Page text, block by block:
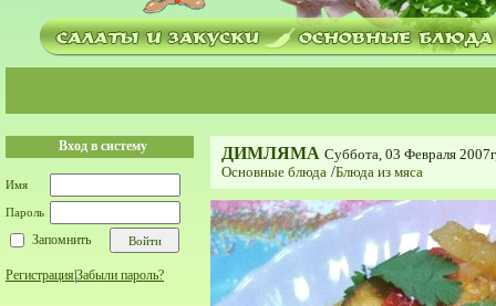
Вход в систему
Имя
Пароль
Запомнить
Регистрация Забыли пароль?
ДИМЛЯМА Суббота, 03 Февраля
Основные блюда /Блюда из мяса